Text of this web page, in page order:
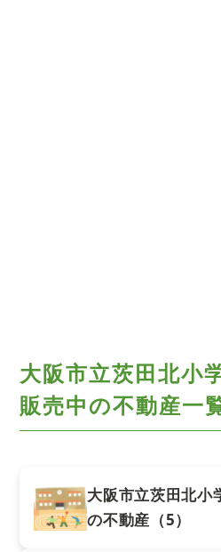
大阪市立茨田北小
販売中の不動産一
大阪市立茨田北小
の不動産（5）